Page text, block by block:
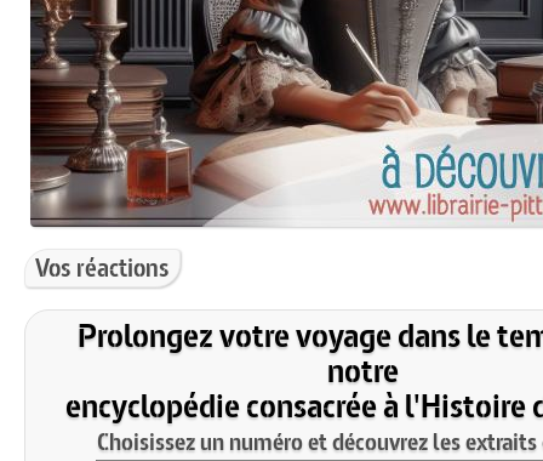
Vos réactions
Prolongez votre voyage dans le
notre
encyclopédie consacrée à l'Histoire
Choisissez un numéro et découvrez les